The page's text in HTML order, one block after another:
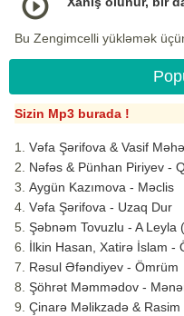
Bu Zengimcelli yükləmək
Sizin Mp3 burada !
Vəfa Şərifova & Vasif
Nəfəs & Pünhan Piriyev -
Aygün Kazımova - Məclis
Vəfa Şərifova - Uzaq Dur
Şəbnəm Tovuzlu - A Leyla
İlkin Hasan, Xatirə İslam -
Rəsul Əfəndiyev - Ömrüm
Şöhrət Məmmədov -
Çinarə Məlikzadə &